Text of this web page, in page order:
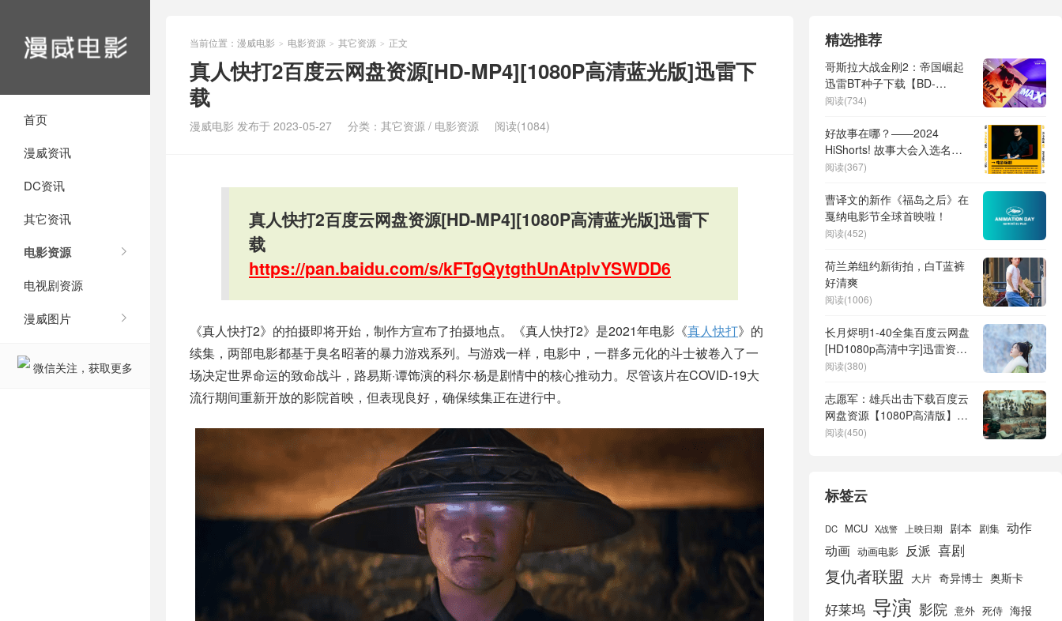
首页
漫威资讯
DC资讯
其它资讯
电影资源
电视剧资源
漫威图片
微信关注，获取更多
当前位置： 漫威电影 > 电影资源 > 其它资源 > 正文
真人快打2百度云网盘资源[HD-MP4][1080P高清蓝光版]迅雷下
载
漫威电影 发布于 2023-05-27 分类： 其它资源 / 电影资源 阅读(1084)
真人快打2百度云网盘资源[HD-MP4][1080P高清蓝光版]迅雷下
载
https://pan.baidu.com/s/kFTgQytgthUnAtplvYSWDD6
《真人快打2》的拍摄即将开始，制作方宣布了拍摄地点。《真人快打2》是2021年电影《真人快打》的
续集，两部电影都基于臭名昭著的暴力游戏系列。与游戏一样，电影中，一群多元化的斗士被卷入了一
场决定世界命运的致命战斗，路易斯·谭饰演的科尔·杨是剧情中的核心推动力。尽管该片在COVID-19大
流行期间重新开放的影院首映，但表现良好，确保续集正在进行中。
精选推荐
哥斯拉大战金刚2：帝国崛起
迅雷BT种子下载【BD-
720p1080p蓝光4K高清】百
阅读(734)
好故事在哪？——2024
HiShorts! 故事大会入选名单
和评委揭晓
阅读(367)
曹译文的新作《福岛之后》在
戛纳电影节全球首映啦！
阅读(452)
荷兰弟纽约新街拍，白T蓝裤
好清爽
阅读(1006)
长月烬明1-40全集百度云网盘
[HD1080p高清中字]迅雷资源
免费分享
阅读(380)
志愿军：雄兵出击下载百度云
网盘资源【1080P高清版】在
线观看
阅读(450)
标签云
DC MCU X战警 上映日期 剧本 剧集 动作
动画 动画电影 反派 喜剧
复仇者联盟 大片 奇异博士 奥斯卡
好莱坞 导演 影院 意外 死侍 海报